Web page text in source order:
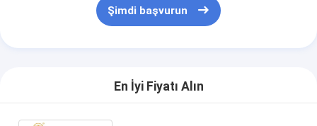
Şimdi başvurun
En İyi Fiyatı Alın